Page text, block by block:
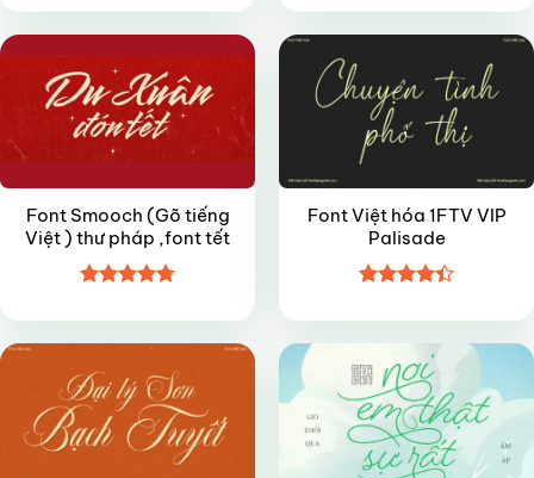
hạng4.85
5 sao
hạng55
sao
Font Smooch (Gõ tiếng
Việt ) thư pháp ,font tết
hạng4.85
sao
Font Việt hóa 1FTV VIP
Palisade
hạng4.4